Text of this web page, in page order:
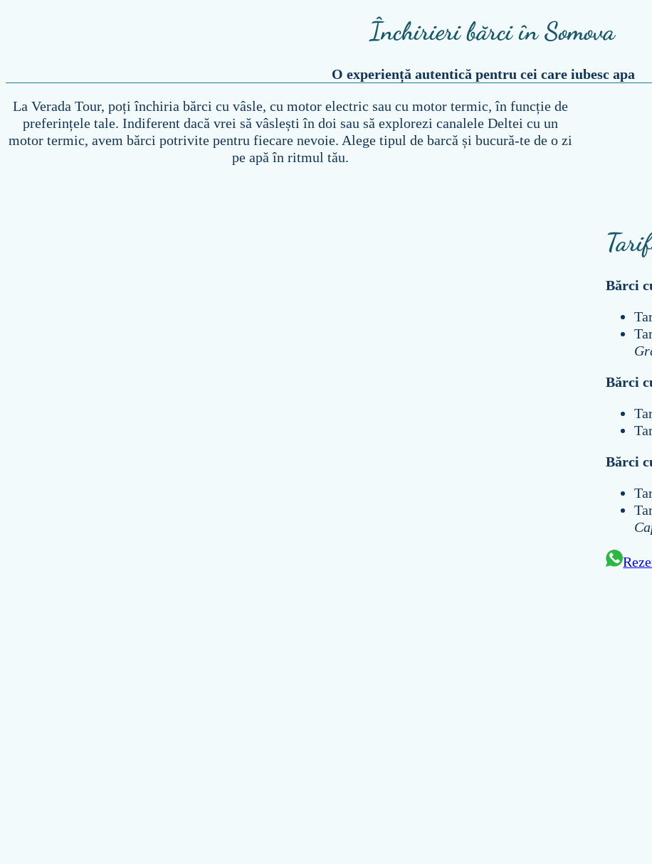
Închirieri bărci în Somova
O experiență autentică pentru cei care iubesc apa
La Verada Tour, poți închiria bărci cu vâsle, cu motor electric sau cu motor termic, în funcție de
preferințele tale. Indiferent dacă vrei să vâslești în doi sau să explorezi canalele Deltei cu un
motor termic, avem bărci potrivite pentru fiecare nevoie. Alege tipul de barcă și bucură-te de o zi
pe apă în ritmul tău.
Bărci
Bărci
Bărci